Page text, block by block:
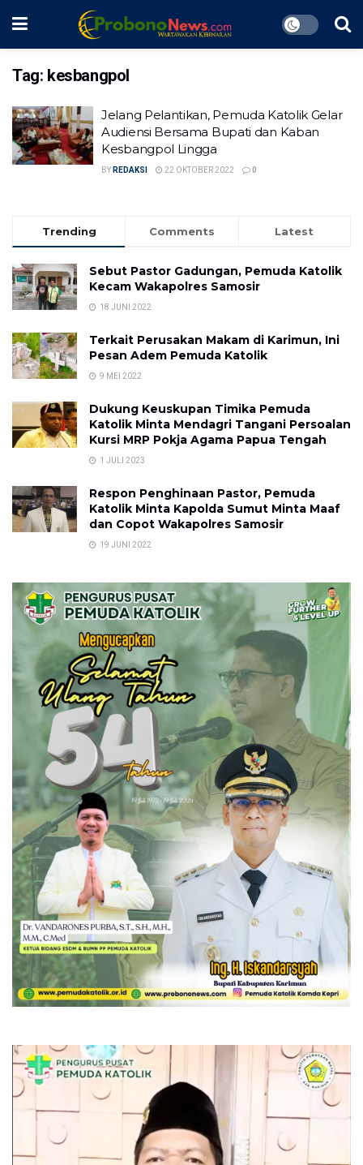
Tag: kesbangpol
Jelang Pelantikan, Pemuda Katolik Gelar
Audiensi Bersama Bupati dan Kaban
Kesbangpol Lingga
BY REDAKSI 22 OKTOBER 2022 0
Trending Comments Latest
Sebut Pastor Gadungan, Pemuda Katolik
Kecam Wakapolres Samosir
18 JUNI 2022
Terkait Perusakan Makam di Karimun, Ini
Pesan Adem Pemuda Katolik
9 MEI 2022
Dukung Keuskupan Timika Pemuda
Katolik Minta Mendagri Tangani Persoalan
Kursi MRP Pokja Agama Papua Tengah
1 JULI 2023
Respon Penghinaan Pastor, Pemuda
Katolik Minta Kapolda Sumut Minta Maaf
dan Copot Wakapolres Samosir
19 JUNI 2022
Pemutar
Video